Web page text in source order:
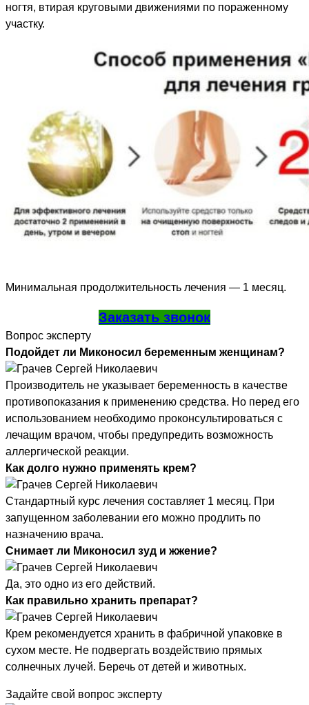
ногтя, втирая круговыми движениями по пораженному
участку.
Минимальная продолжительность лечения — 1 месяц.
Заказать звонок
Вопрос эксперту
Подойдет ли Миконосил беременным женщинам?
Производитель не указывает беременность в качестве
противопоказания к применению средства. Но перед его
использованием необходимо проконсультироваться с
лечащим врачом, чтобы предупредить возможность
аллергической реакции.
Как долго нужно применять крем?
Стандартный курс лечения составляет 1 месяц. При
запущенном заболевании его можно продлить по
назначению врача.
Снимает ли Миконосил зуд и жжение?
Да, это одно из его действий.
Как правильно хранить препарат?
Крем рекомендуется хранить в фабричной упаковке в
сухом месте. Не подвергать воздействию прямых
солнечных лучей. Беречь от детей и животных.
Задайте свой вопрос эксперту